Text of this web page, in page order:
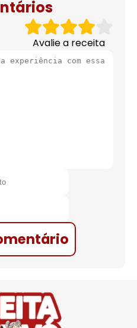
Avalie a receita